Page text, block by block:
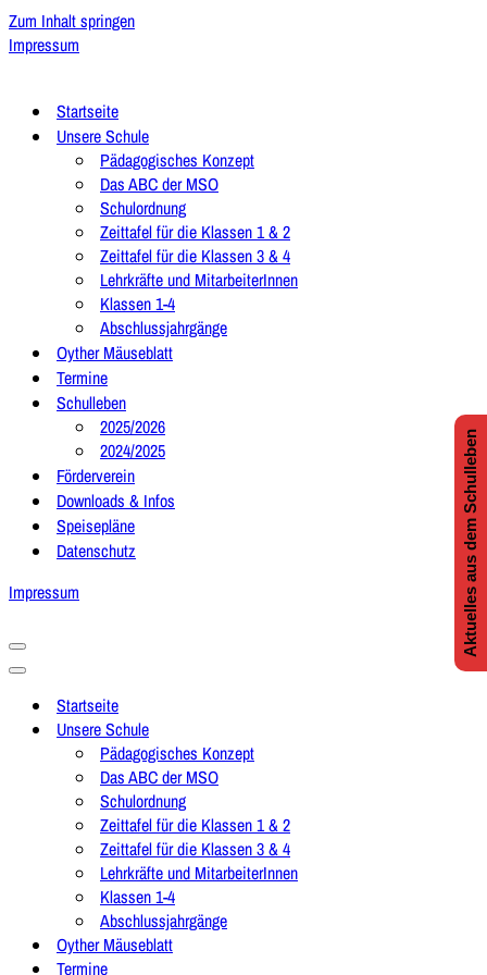
Zum Inhalt springen
Impressum
Startseite
Unsere Schule
Pädagogisches Konzept
Das ABC der MSO
Schulordnung
Zeittafel für die Klassen 1 & 2
Zeittafel für die Klassen 3 & 4
Lehrkräfte und MitarbeiterInnen
Klassen 1-4
Abschlussjahrgänge
Oyther Mäuseblatt
Termine
Schulleben
2025/2026
2024/2025
Förderverein
Downloads & Infos
Speisepläne
Datenschutz
Impressum
Navigationsmenü
Navigationsmenü
Startseite
Unsere Schule
Pädagogisches Konzept
Das ABC der MSO
Schulordnung
Zeittafel für die Klassen 1 & 2
Zeittafel für die Klassen 3 & 4
Lehrkräfte und MitarbeiterInnen
Klassen 1-4
Abschlussjahrgänge
Oyther Mäuseblatt
Termine
Aktuelles aus dem Schulleben